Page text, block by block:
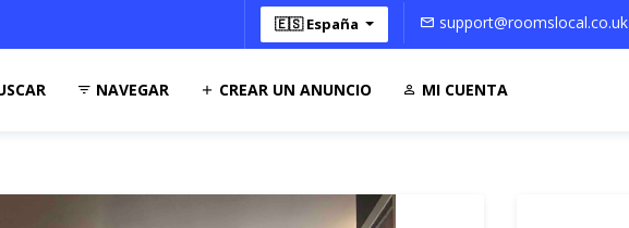
🇪🇸 España support@roomslocal.co.uk
NAVEGAR CREAR UN ANUNCIO MI CUENTA